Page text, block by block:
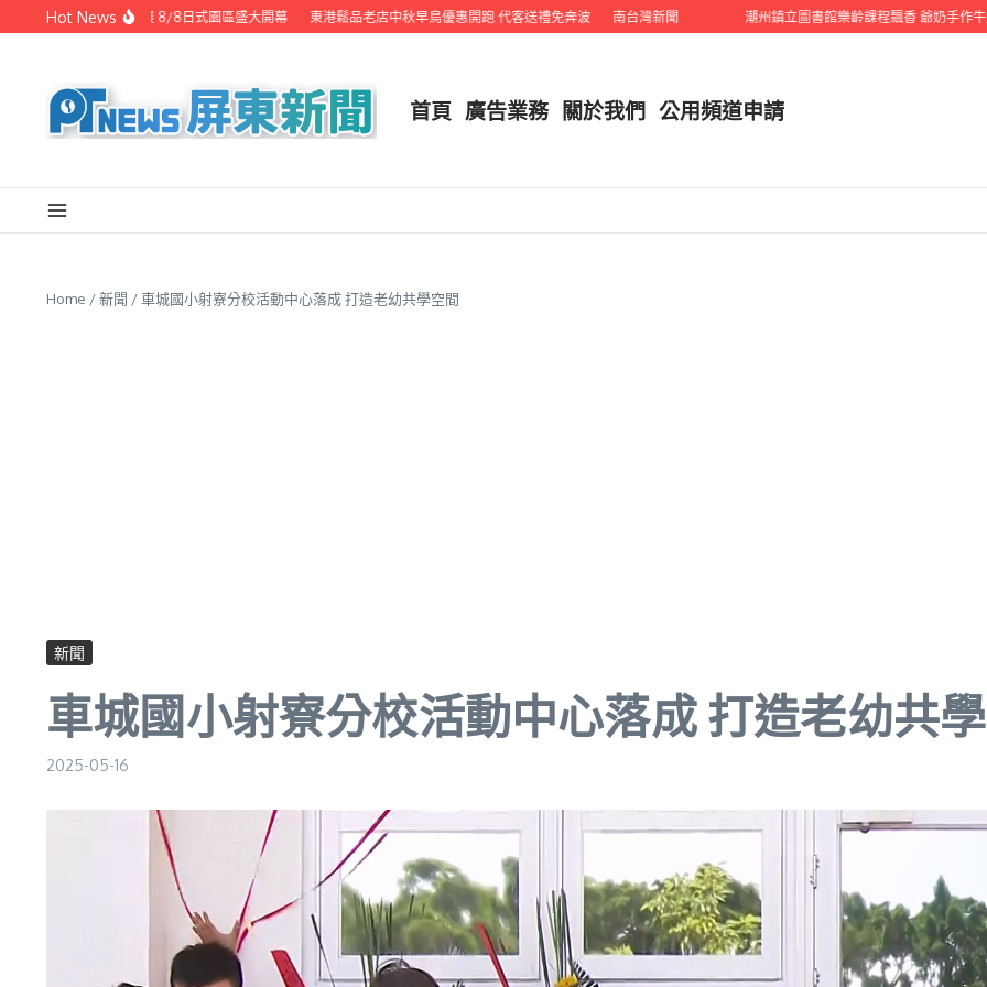
Skip to content
Hot News
州之美職人攝影展 8/8日式園區盛大開幕 東港鬆品老店中秋早鳥優惠開跑 代客送禮免奔波 南台灣新聞 潮州鎮立圖書館樂齡課程飄香 爺奶手作牛奶雞
首頁 廣告業務 關於我們 公用頻道申請
Home /新聞 / 車城國小射寮分校活動中心落成 打造老幼共學空間
新聞
車城國小射寮分校活動中心落成 打造老幼共
2025-05-16